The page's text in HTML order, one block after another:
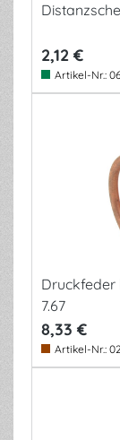
2,12 €
Artikel-Nr.:
Druckfeder
7.67
8,33 €
Artikel-Nr.: